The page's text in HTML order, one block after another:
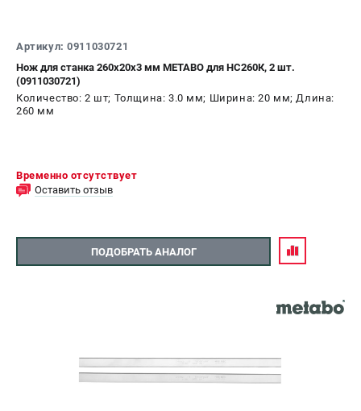
Артикул: 0911030721
Нож для станка 260х20х3 мм METABO для НС260К, 2 шт.
(0911030721)
Количество: 2 шт; Толщина: 3.0 мм; Ширина: 20 мм; Длина:
260 мм
Временно отсутствует
Оставить отзыв
ПОДОБРАТЬ АНАЛОГ